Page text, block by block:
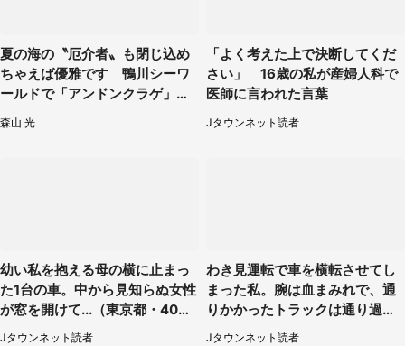
夏の海の〝厄介者〟も閉じ込め
ちゃえば優雅です 鴨川シーワ
ールドで「アンドンクラゲ」期
間限定展示【7／29～】
森山 光
「よく考えた上で決断してくだ
さい」 16歳の私が産婦人科で
医師に言われた言葉
Jタウンネット読者
幼い私を抱える母の横に止まっ
た1台の車。中から見知らぬ女性
が窓を開けて...（東京都・40代
男性）
Jタウンネット読者
わき見運転で車を横転させてし
まった私。腕は血まみれで、通
りかかったトラックは通り過ぎ
ていき...（福岡県・30代女性）
Jタウンネット読者